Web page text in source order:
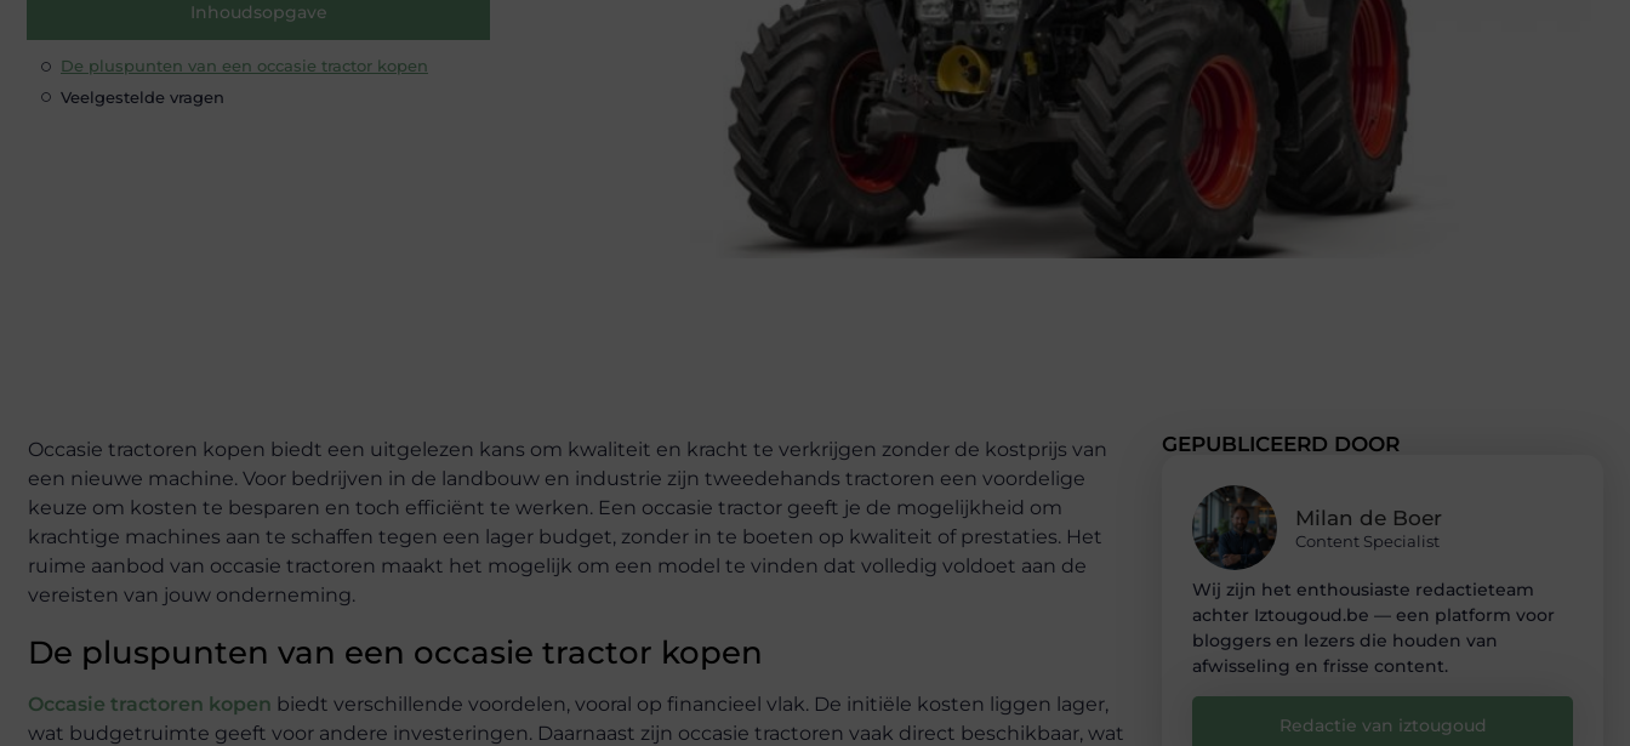
Inhoudsopgave
De pluspunten van een occasie tractor kopen
Veelgestelde vragen
Occasie tractoren kopen biedt een uitgelezen kans om kwaliteit en kracht te verkrijgen zonder de kostprijs van
een nieuwe machine. Voor bedrijven in de landbouw en industrie zijn tweedehands tractoren een voordelige
keuze om kosten te besparen en toch efficiënt te werken. Een occasie tractor geeft je de mogelijkheid om
krachtige machines aan te schaffen tegen een lager budget, zonder in te boeten op kwaliteit of prestaties. Het
ruime aanbod van occasie tractoren maakt het mogelijk om een model te vinden dat volledig voldoet aan de
vereisten van jouw onderneming.
De pluspunten van een occasie tractor kopen
Occasie tractoren kopen biedt verschillende voordelen, vooral op financieel vlak. De initiële kosten liggen lager,
wat budgetruimte geeft voor andere investeringen. Daarnaast zijn occasie tractoren vaak direct beschikbaar, wat
GEPUBLICEERD DOOR
Milan de Boer
Content Specialist
Wij zijn het enthousiaste redactieteam
achter Iztougoud.be — een platform voor
bloggers en lezers die houden van
afwisseling en frisse content.
Redactie van iztougoud